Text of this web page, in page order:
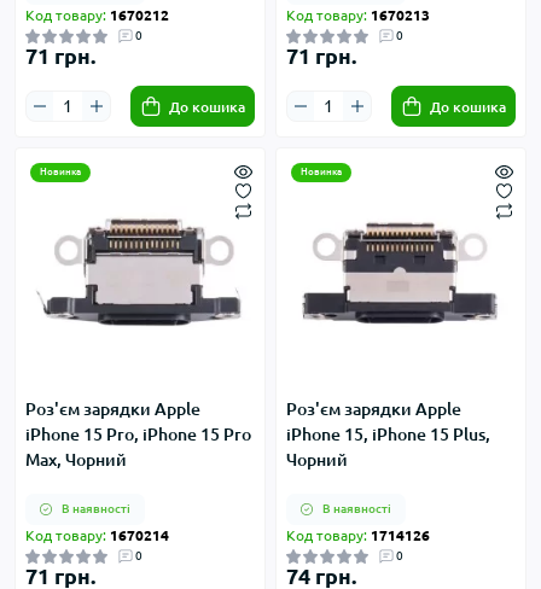
Код товару: 1670212
0
71 грн.
До кошика
Код товару: 1670213
0
71 грн.
До кошика
Новинка
Роз'єм зарядки Apple
iPhone 15 Pro, iPhone 15 Pro
Max, Чорний
В наявності
Код товару: 1670214
0
71 грн.
Новинка
Роз'єм зарядки Apple
iPhone 15, iPhone 15 Plus,
Чорний
В наявності
Код товару: 1714126
0
74 грн.